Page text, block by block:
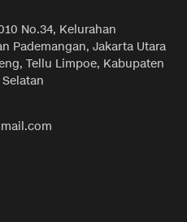
No.34, Kelurahan
Pademangan, Jakarta Utara
Tellu Limpoe, Kabupaten